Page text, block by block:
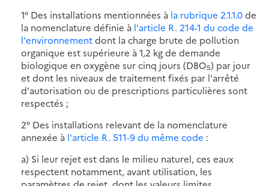
1° Des installations mentionnées à la rubrique 2.1.1.0de
la nomenclature définie à l'article R. 214-1 du code de
l'environnementdont la charge brute de pollution
organique est supérieure à 1,2 kg de demande
biologique en oxygène sur cinq jours (DBO5) par jour
et dont les niveaux de traitement fixés par l'arrêté
d'autorisation ou de prescriptions particulières sont
respectés ;
2° Des installations relevant de la nomenclature
annexée à l'article R. 511-9 du même code :
a) Si leur rejet est dans le milieu naturel, ces eaux
respectent notamment, avant utilisation, les